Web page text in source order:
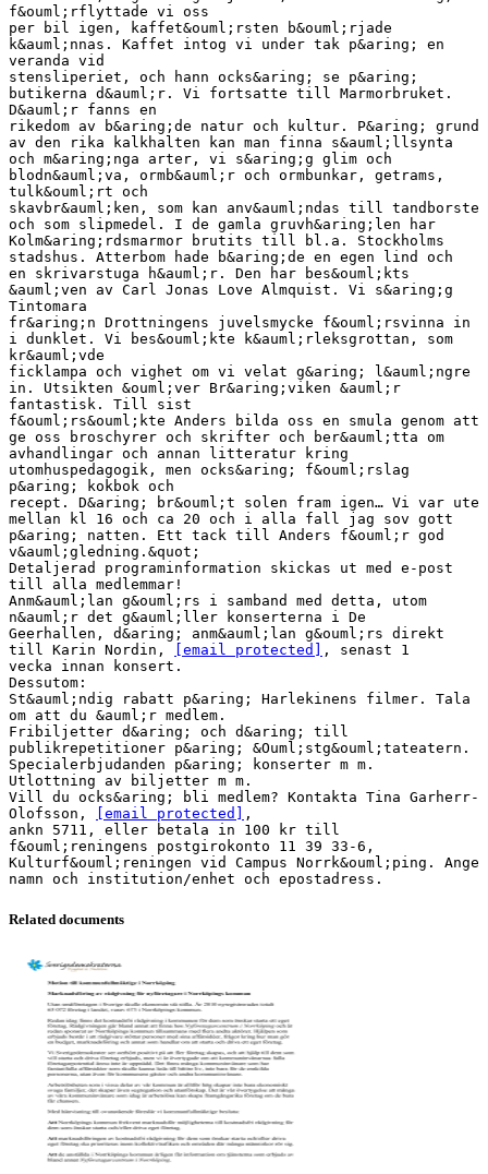
f&ouml;rflyttade vi oss
per bil igen, kaffet&ouml;rsten b&ouml;rjade
k&auml;nnas. Kaffet intog vi under tak p&aring; en
veranda vid
stensliperiet, och hann ocks&aring; se p&aring;
butikerna d&auml;r. Vi fortsatte till Marmorbruket.
D&auml;r fanns en
rikedom av b&aring;de natur och kultur. P&aring; grund
av den rika kalkhalten kan man finna s&auml;llsynta
och m&aring;nga arter, vi s&aring;g glim och
blodn&auml;va, ormb&auml;r och ormbunkar, getrams,
tulk&ouml;rt och
skavbr&auml;ken, som kan anv&auml;ndas till tandborste
och som slipmedel. I de gamla gruvh&aring;len har
Kolm&aring;rdsmarmor brutits till bl.a. Stockholms
stadshus. Atterbom hade b&aring;de en egen lind och
en skrivarstuga h&auml;r. Den har bes&ouml;kts
&auml;ven av Carl Jonas Love Almquist. Vi s&aring;g
Tintomara
fr&aring;n Drottningens juvelsmycke f&ouml;rsvinna in
i dunklet. Vi bes&ouml;kte k&auml;rleksgrottan, som
kr&auml;vde
ficklampa och vighet om vi velat g&aring; l&auml;ngre
in. Utsikten &ouml;ver Br&aring;viken &auml;r
fantastisk. Till sist
f&ouml;rs&ouml;kte Anders bilda oss en smula genom att
ge oss broschyrer och skrifter och ber&auml;tta om
avhandlingar och annan litteratur kring
utomhuspedagogik, men ocks&aring; f&ouml;rslag
p&aring; kokbok och
recept. D&aring; br&ouml;t solen fram igen… Vi var ute
mellan kl 16 och ca 20 och i alla fall jag sov gott
p&aring; natten. Ett tack till Anders f&ouml;r god
v&auml;gledning.&quot;
Detaljerad programinformation skickas ut med e-post
till alla medlemmar!
Anm&auml;lan g&ouml;rs i samband med detta, utom
n&auml;r det g&auml;ller konserterna i De
Geerhallen, d&aring; anm&auml;lan g&ouml;rs direkt
till Karin Nordin,
[email protected]
, senast 1
vecka innan konsert.
Dessutom:
St&auml;ndig rabatt p&aring; Harlekinens filmer. Tala
om att du &auml;r medlem.
Fribiljetter d&aring; och d&aring; till
publikrepetitioner p&aring; &Ouml;stg&ouml;tateatern.
Specialerbjudanden p&aring; konserter m m.
Utlottning av biljetter m m.
Vill du ocks&aring; bli medlem? Kontakta Tina Garherr-
Olofsson,
[email protected]
,
ankn 5711, eller betala in 100 kr till
f&ouml;reningens postgirokonto 11 39 33-6,
Kulturf&ouml;reningen vid Campus Norrk&ouml;ping. Ange
Related documents